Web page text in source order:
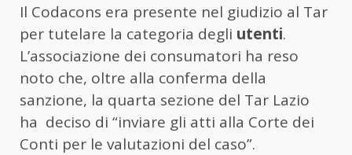
Il Codacons era presente nel giudizio al Tar
per tutelare la categoria degli utenti.
L’associazione dei consumatori ha reso
noto che, oltre alla conferma della
sanzione, la quarta sezione del Tar Lazio
ha deciso di “inviare gli atti alla Corte dei
Conti per le valutazioni del caso”.